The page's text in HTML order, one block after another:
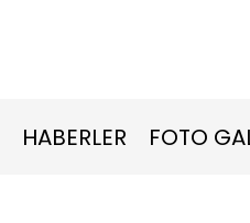
HABERLER FOTO